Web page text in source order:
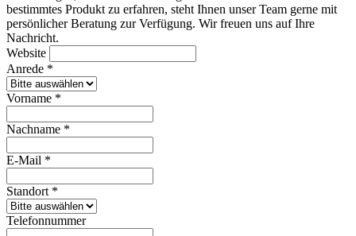
bestimmtes Produkt zu erfahren, steht Ihnen unser Team gerne mit
persönlicher Beratung zur Verfügung. Wir freuen uns auf Ihre
Nachricht.
Website
Anrede *
Vorname *
Nachname *
E-Mail *
Standort *
Telefonnummer